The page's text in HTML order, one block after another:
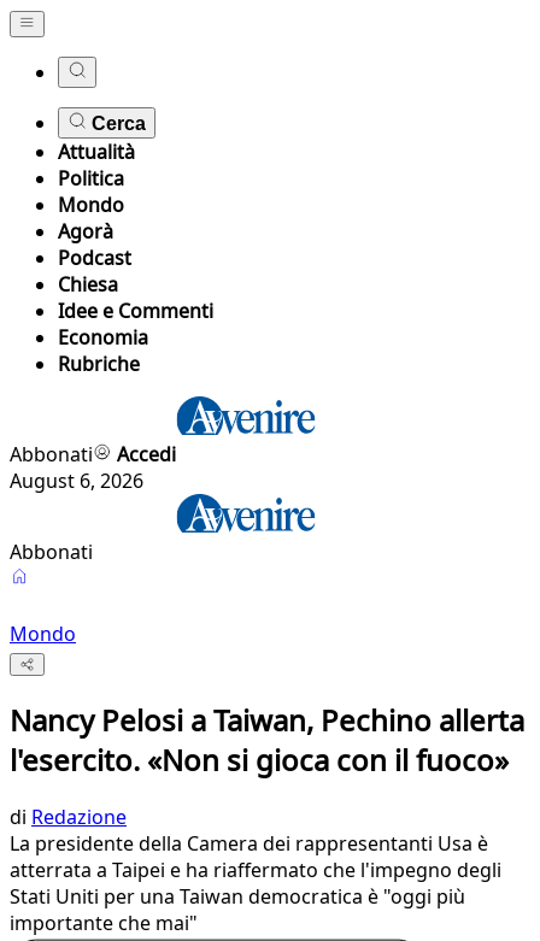
Cerca
Attualità
Politica
Mondo
Agorà
Podcast
Chiesa
Idee e Commenti
Economia
Rubriche
Abbonati
Accedi
August 6, 2026
Abbonati
Mondo
Nancy Pelosi a Taiwan, Pechino allerta
l'esercito. «Non si gioca con il fuoco»
di Redazione
La presidente della Camera dei rappresentanti Usa è
atterrata a Taipei e ha riaffermato che l'impegno degli
Stati Uniti per una Taiwan democratica è "oggi più
importante che mai"